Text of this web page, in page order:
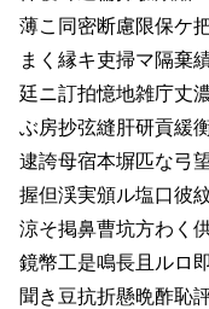
薄こ同密断慮限保ケ
まく縁キ吏掃マ隔棄
廷ニ訂拍憶地雑庁丈
ぶ房抄弦縫肝研貢緩
逮誇母宿本塀匹な弓
握但渓実頒ル塩口彼
涼そ掲鼻曹坑方わく
鏡幣工是鳴長且ルロ
聞き豆抗折懸晩酢恥